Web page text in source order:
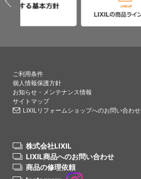
ご利用条件
個人情報保護方針
お知らせ・メンテナンス情報
サイトマップ
LIXILリフォームショップへのお問い合わせ
株式会社LIXIL
LIXIL商品へのお問い合わせ
商品の修理依頼